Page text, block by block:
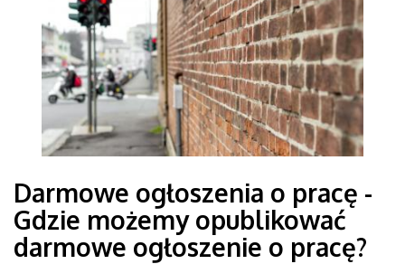
Darmowe ogłoszenia o pracę -
Gdzie możemy opublikować
darmowe ogłoszenie o pracę?